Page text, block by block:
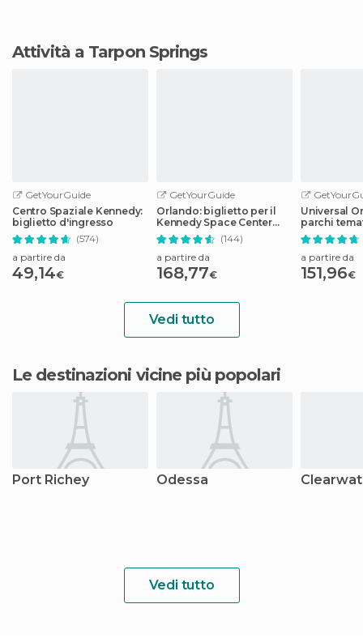
Attività a Tarpon Springs
GetYourGuide
Centro Spaziale Kennedy:
biglietto d'ingresso
(574)
a partire da
49,14€
GetYourGuide
Orlando: biglietto per il
Kennedy Space Center
con transfer
(144)
a partire da
168,77€
Universal
parchi
a partire da
151,96€
Vedi tutto
Le destinazioni vicine più popolari
Port Richey Odessa
Vedi tutto